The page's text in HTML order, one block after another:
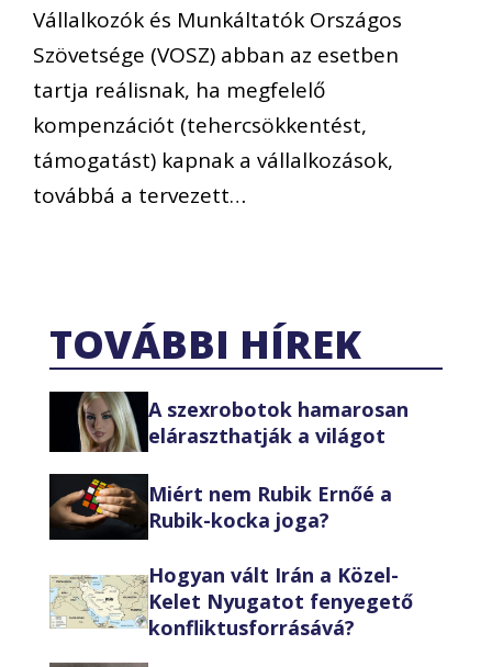
Vállalkozók és Munkáltatók Országos
Szövetsége (VOSZ) abban az esetben
tartja reálisnak, ha megfelelő
kompenzációt (tehercsökkentést,
támogatást) kapnak a vállalkozások,
továbbá a tervezett…
TOVÁBBI HÍREK
A szexrobotok hamarosan
eláraszthatják a világot
Miért nem Rubik Ernőé a
Rubik-kocka joga?
Hogyan vált Irán a Közel-
Kelet Nyugatot fenyegető
konfliktusforrásává?